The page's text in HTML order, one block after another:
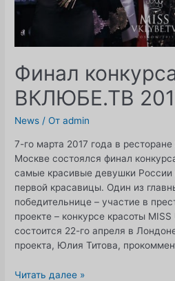
Финал
ВКЛЮБЕ.ТВ
News / От admin
7-го марта 2017 года в ресторане
Москве состоялся финал
самые красивые девушки России
первой красавицы. Один из
победительнице – участие в
проекте – конкурсе красоты
состоится 22-го апреля в
проекта, Юлия Титова,
Финал
Читать далее »